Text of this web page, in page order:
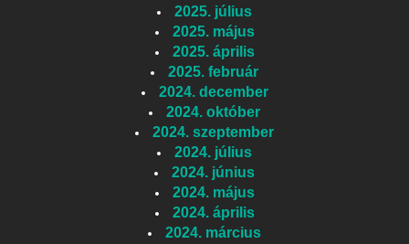
2025. július
2025. május
2025. április
2025. február
2024. december
2024. október
2024. szeptember
2024. július
2024. június
2024. május
2024. április
2024. március